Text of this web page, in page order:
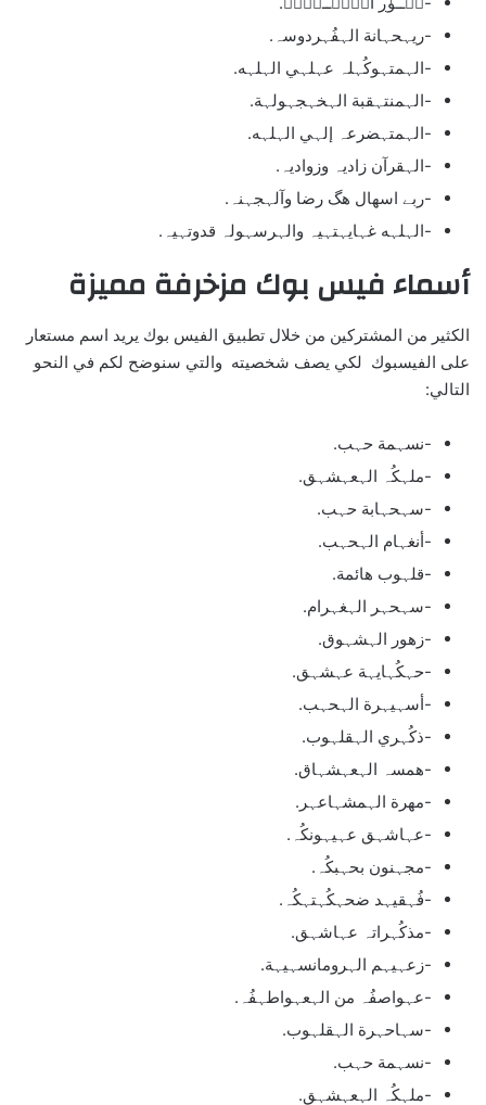
-ريہحہانة الہفُہردوسہ.
-الہمتہوكُہلہ عہلہي الہلہه.
-الہمنتہقبة الہخہجہولہة.
-الہمتہضرعہ إلہي الہلہه.
-الہقرآن زاديہ وزواديہ.
-ربے اسهال هگ رضا وآلہجہنہ.
-الہلہه غہايہتہيہ والہرسہولہ قدوتہيہ.
أسماء فيس بوك مزخرفة مميزة
الكثير من المشتركين من خلال تطبيق الفيس بوك يريد اسم مستعار
على الفيسبوك لكي يصف شخصيته والتي سنوضح لكم في النحو
التالي:
-نسہمة حہب.
-ملہكُہ الہعہشہق.
-سہحہابة حہب.
-أنغہام الہحہب.
-قلہوب هائمة.
-سہحہر الہغہرام.
-زهور الہشہوق.
-حہكُہايہة عہشہق.
-أسہيہرة الہحہب.
-ذكُہري الہقلہوب.
-همسہ الہعہشہاق.
-مهرة الہمشہاعہر.
-عہاشہق عہيہونكُہ.
-مجہنون بحہبكُہ.
-فُہقيہد ضحہكُہتہكُہ.
-مذكُہراتہ عہاشہق.
-زعہيہم الہرومانسہيہة.
-عہواصفُہ من الہعہواطہفُہ.
-سہاحہرة الہقلہوب.
-نسہمة حہب.
-ملہكُہ الہعہشہق.